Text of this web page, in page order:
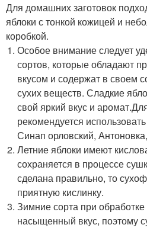
Для домашних заготовок
яблоки с тонкой кожицей и
коробкой.
Особое внимание следует
сортов, которые обладают
вкусом и содержат в своем
сухих веществ. Сладкие
свой яркий вкус и
рекомендуется
Синап орловский,
Летние яблоки имеют
сохраняется в процессе
сделана правильно, то
приятную кислинку.
Зимние сорта при
насыщенный вкус, поэтому